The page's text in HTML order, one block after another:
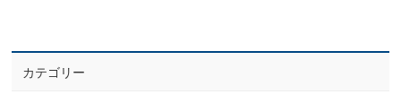
カテゴリー